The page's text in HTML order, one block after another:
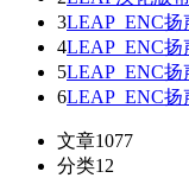
3LEAP_ENC
4LEAP_ENC
5LEAP_ENC
6LEAP_ENC扬
文章1077
分类12